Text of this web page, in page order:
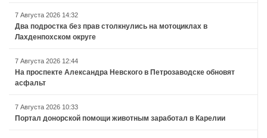
7 Августа 2026 14:32
Два подростка без прав столкнулись на мотоциклах в
Лахденпохском округе
7 Августа 2026 12:44
На проспекте Александра Невского в Петрозаводске обновят
асфальт
7 Августа 2026 10:33
Портал донорской помощи животным заработал в Карелии